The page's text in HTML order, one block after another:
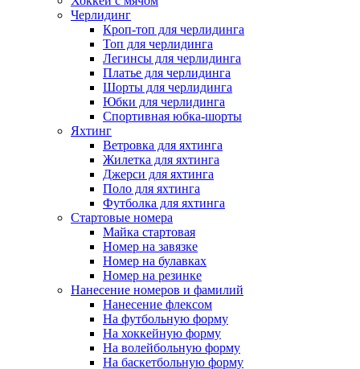
Черлидинг
Кроп-топ для черлидинга
Топ для черлидинга
Легинсы для черлидинга
Платье для черлидинга
Шорты для черлидинга
Юбки для черлидинга
Спортивная юбка-шорты
Яхтинг
Ветровка для яхтинга
Жилетка для яхтинга
Джерси для яхтинга
Поло для яхтинга
Футболка для яхтинга
Стартовые номера
Майка стартовая
Номер на завязке
Номер на булавках
Номер на резинке
Нанесение номеров и фамилий
Нанесение флексом
На футбольную форму
На хоккейную форму
На волейбольную форму
На баскетбольную форму